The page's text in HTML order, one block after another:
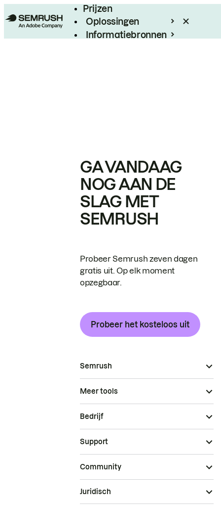
Prijzen
Oplossingen
Informatiebronnen
GA VANDAAG
NOG AAN DE
SLAG MET
SEMRUSH
Probeer Semrush zeven dagen
gratis uit. Op elk moment
opzegbaar.
Probeer het kosteloos uit
Semrush
Meer tools
Bedrijf
Support
Community
Juridisch